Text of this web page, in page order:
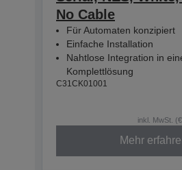
No Cable
Für Automaten konzipiert
Einfache Installation
Nahtlose Integration in
Komplettlösung
C31CK01001
inkl. MwSt.
Mehr